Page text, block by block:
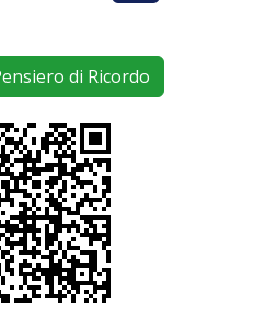
di Ricordo